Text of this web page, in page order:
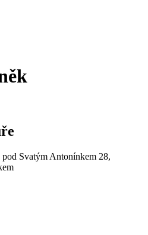
pod Svatým Antonínkem 28,